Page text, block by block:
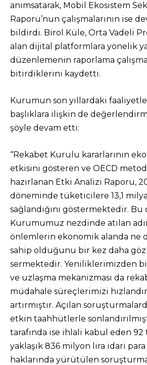
anımsatarak, Mobil Ekosistem
Raporu’nun çalışmalarının ise
bildirdi. Birol Küle, Orta Vadeli
alan dijital platformlara yönelik
düzenlemenin raporlama
bitirdiklerini kaydetti.
Kurumun son yıllardaki
başlıklara ilişkin de
şöyle devam etti:
“Rekabet Kurulu kararlarının
etkisini gösteren ve OECD
hazırlanan Etki Analizi Raporu,
döneminde tüketicilere 13,1
sağlandığını göstermektedir.
Kurumumuz nezdinde atılan
önlemlerin ekonomik alanda ne
sahip olduğunu bir kez daha
sermektedir. Yeniliklerimizden
ve uzlaşma mekanizması da
müdahale süreçlerimizi
artırmıştır. Açılan
etkin taahhütlerle
tarafında ise ihlali kabul eden 92
yaklaşık 836 milyon lira idari para
haklarında yürütülen